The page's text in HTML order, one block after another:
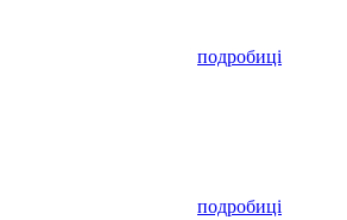
подробиці
подробиці